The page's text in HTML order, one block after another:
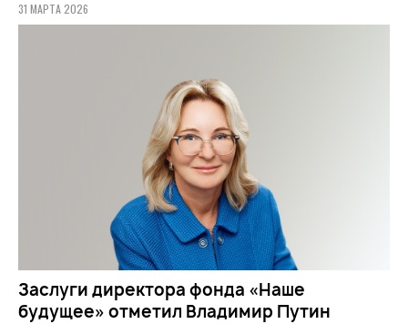
31 МАРТА 2026
Заслуги директора фонда «Наше
будущее» отметил Владимир Путин